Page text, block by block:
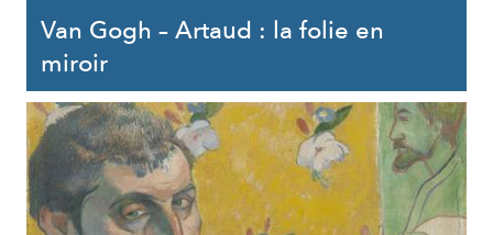
Van Gogh – Artaud : la folie en
miroir